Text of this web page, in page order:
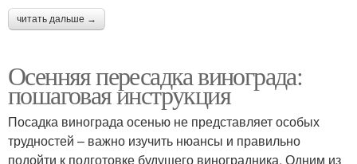
читать дальше →
Осенняя пересадка винограда:
пошаговая инструкция
Посадка винограда осенью не представляет особых
трудностей – важно изучить нюансы и правильно
подойти к подготовке будущего виноградника. Одним из